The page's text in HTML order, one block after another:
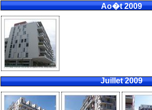
Ao�t 2009
Juillet 2009